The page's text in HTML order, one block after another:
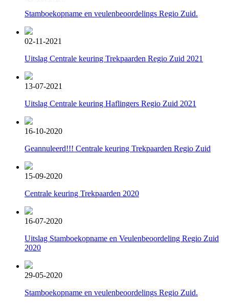
Stamboekopname en veulenbeoordelings Regio Zuid.
02-11-2021
Uitslag Centrale keuring Trekpaarden Regio Zuid 2021
13-07-2021
Uitslag Centrale keuring Haflingers Regio Zuid 2021
16-10-2020
Geannuleerd!!! Centrale keuring Trekpaarden Regio Zuid
15-09-2020
Centrale keuring Trekpaarden 2020
16-07-2020
Uitslag Stamboekopname en Veulenbeoordeling Regio Zuid
2020
29-05-2020
Stamboekopname en veulenbeoordelings Regio Zuid.